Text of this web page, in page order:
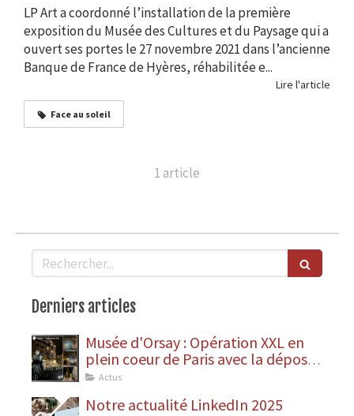
LP Art a coordonné l’installation de la première
exposition du Musée des Cultures et du Paysage qui a
ouvert ses portes le 27 novembre 2021 dans l’ancienne
Banque de France de Hyères, réhabilitée e...
Lire l'article
Face au soleil
1 article
Rechercher
Derniers articles
Musée d'Orsay : Opération XXL en
plein coeur de Paris avec la dépose
des statues
Actus
Notre actualité LinkedIn 2025